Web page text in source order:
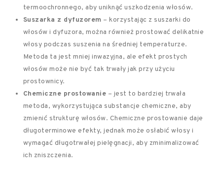
termoochronnego, aby uniknąć uszkodzenia włosów.
Suszarka z dyfuzorem – korzystając z suszarki do
włosów i dyfuzora, można również prostować delikatnie
włosy podczas suszenia na średniej temperaturze.
Metoda ta jest mniej inwazyjna, ale efekt prostych
włosów może nie być tak trwały jak przy użyciu
prostownicy.
Chemiczne prostowanie – jest to bardziej trwała
metoda, wykorzystująca substancje chemiczne, aby
zmienić strukturę włosów. Chemiczne prostowanie daje
długoterminowe efekty, jednak może osłabić włosy i
wymagać długotrwałej pielęgnacji, aby zminimalizować
ich zniszczenia.